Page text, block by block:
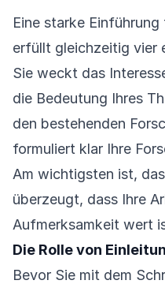
Eine starke
erfüllt gleichzeitig vier
Sie weckt das
die Bedeutung Ihres
den bestehenden
formuliert klar Ihre
Am wichtigsten ist,
überzeugt, dass Ihre
Aufmerksamkeit wert
Die Rolle von
Bevor Sie mit dem